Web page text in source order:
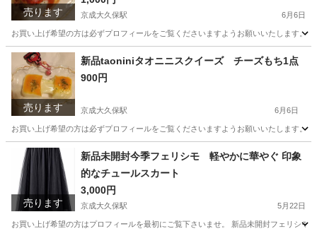
売ります 京成大久保駅 6月6日
お買い上げ希望の方は必ずプロフィールをご覧くださいますようお願いいたします
千葉 習志野市 京成大久保駅 おもちゃ ソーセージ
売ります
新品taoniniタオニニスクイーズ チーズもち1点
900円
京成大久保駅 6月6日
お買い上げ希望の方は必ずプロフィールをご覧くださいますようお願いいたします
千葉 習志野市 京成大久保駅 おもちゃ キーホルダー
売ります
新品未開封今季フェリシモ 軽やかに華やぐ 印象
的なチュールスカート
3,000円
京成大久保駅 5月22日
お買い上げ希望の方はプロフィールを最初にご覧下さいませ。 新品未開封フェリシ